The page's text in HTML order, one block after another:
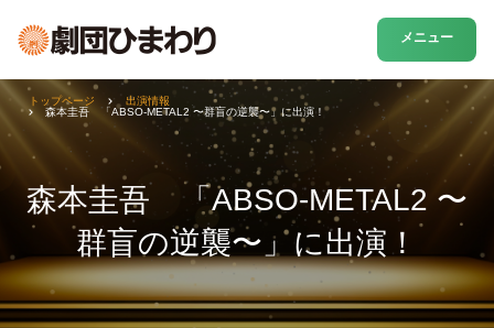
メニュー
森本圭吾 「ABSO-METAL2 〜
群盲の逆襲〜」に出演！
トップページ
出演情報
森本圭吾 「ABSO-METAL2 〜群盲の逆襲〜」に出演！